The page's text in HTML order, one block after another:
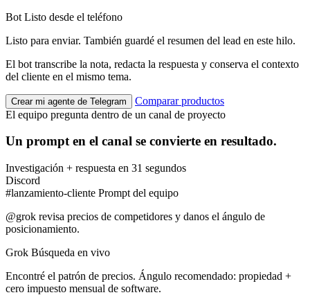
Bot Listo desde el teléfono
Listo para enviar. También guardé el resumen del lead en este hilo.
El bot transcribe la nota, redacta la respuesta y conserva el contexto
del cliente en el mismo tema.
Crear mi agente de Telegram
Comparar productos
El equipo pregunta dentro de un canal de proyecto
Un prompt en el canal se convierte en resultado.
Investigación + respuesta en 31 segundos
Discord
#lanzamiento-cliente Prompt del equipo
@grok revisa precios de competidores y danos el ángulo de
posicionamiento.
Grok Búsqueda en vivo
Encontré el patrón de precios. Ángulo recomendado: propiedad +
cero impuesto mensual de software.